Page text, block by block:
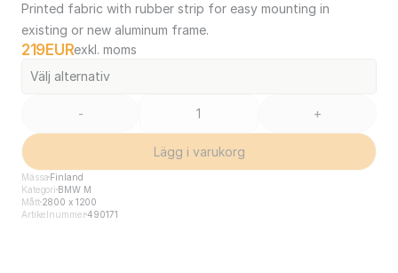
Printed fabric with rubber strip for easy mounting in
existing or new aluminum frame.
219EURexkl. moms
Välj alternativ
- +
Lägg i varukorg
Mässa Finland
Kategori BMW M
Mått2800 x 1200
Artikelnummer490171